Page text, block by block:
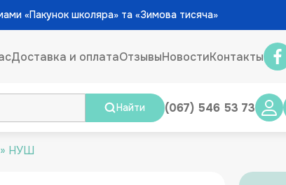
«Пакунок школяра» та «Зимова тисяча»
Доставка и оплатаОтзывыНовостиКонтакты
Найти (067) 546 53 73
НУШ